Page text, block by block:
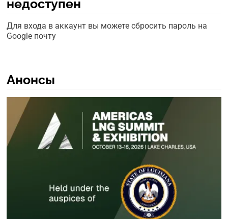
недоступен
Для входа в аккаунт вы можете сбросить пароль на
Google почту
Анонсы